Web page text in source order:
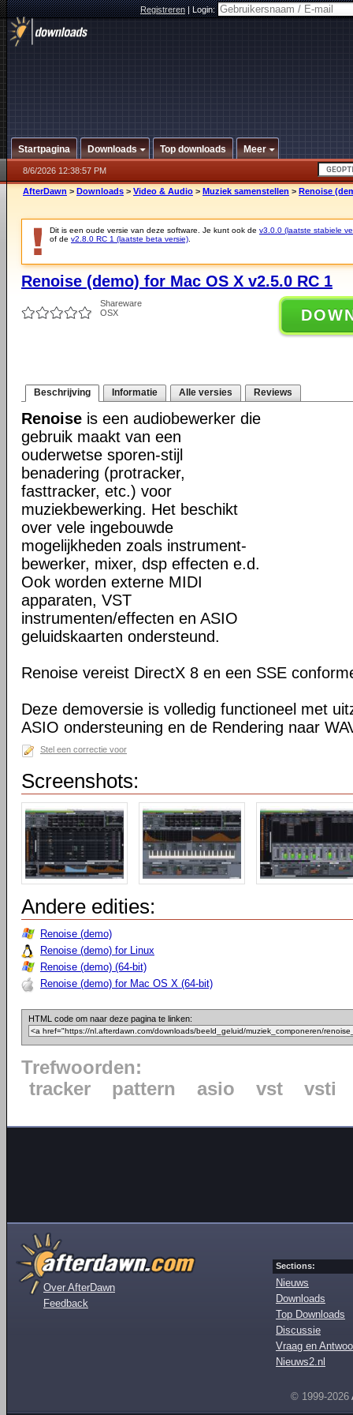
Registreren|Login:
Startpagina Downloads Top downloads Meer
8/6/2026 12:38:57 PM
AfterDawn > Downloads > Video & Audio > Muziek samenstellen > Renoise
Dit is een oude versie van deze software. Je kunt ook de v3.0.0 (laatste stabiele
of de v2.8.0 RC 1 (laatste beta versie)
Renoise (demo) for Mac OS X v2.5.0 RC 1
Shareware
OSX
Beschrijving Informatie Alle versies Reviews
Renoise is een audiobewerker die
gebruik maakt van een
ouderwetse sporen-stijl
benadering (protracker,
fasttracker, etc.) voor
muziekbewerking. Het beschikt
over vele ingebouwde
mogelijkheden zoals instrument-
bewerker, mixer, dsp effecten e.d.
Ook worden externe MIDI
apparaten, VST
instrumenten/effecten en ASIO
geluidskaarten ondersteund.
Renoise vereist DirectX 8 en een SSE
Deze demoversie is volledig functioneel met
ASIO ondersteuning en de Rendering naar
Stel een correctie voor
Screenshots:
Andere edities:
Renoise (demo)
Renoise (demo) for Linux
Renoise (demo) (64-bit)
Renoise (demo) for Mac OS X (64-bit)
HTML code om naar deze pagina te linken:
Trefwoorden:
tracker
pattern asio vst vsti
Over AfterDawn
Feedback
Sections:
Nieuws
Downloads
Top Downloads
Discussie
Vraag en
Nieuws2.nl
© 1999-2026